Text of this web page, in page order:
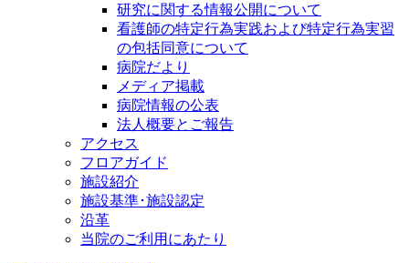
研究に関する情報公開について
看護師の特定行為実践および特定行為実習
の包括同意について
病院だより
メディア掲載
病院情報の公表
法人概要とご報告
アクセス
フロアガイド
施設紹介
施設基準･施設認定
沿革
当院のご利用にあたり